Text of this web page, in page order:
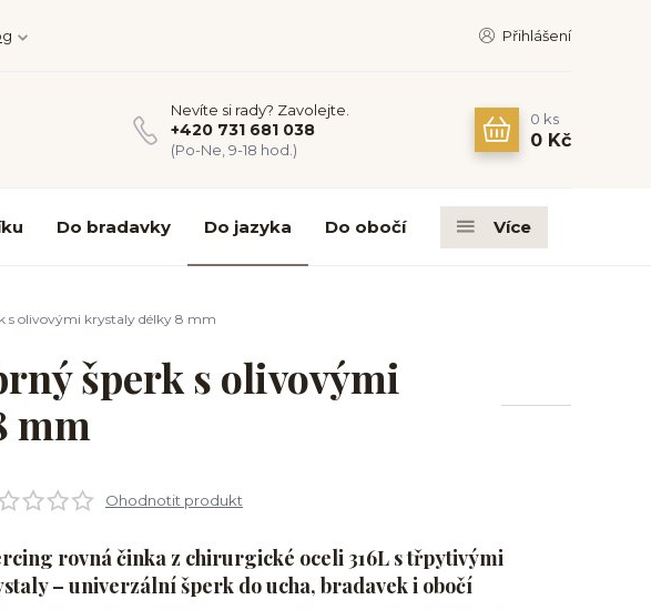
Přihlášení
Nevíte si rady? Zavolejte.
+420 731 681 038
(Po-Ne, 9-18 hod.)
0 ks
0 Kč
Do bradavky Do jazyka Do obočí Více
s olivovými krystaly délky 8 mm
šperk s olivovými
mm
Ohodnotit produkt
rovná činka z chirurgické oceli 316L s třpytivými
– univerzální šperk do ucha, bradavek i obočí